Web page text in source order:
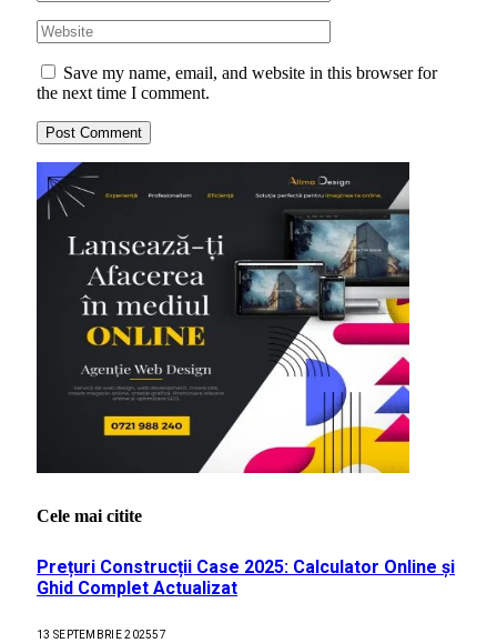
Save my name, email, and website in this browser for
the next time I comment.
Cele mai citite
Prețuri Construcții Case 2025: Calculator Online și
Ghid Complet Actualizat
13 SEPTEMBRIE 202557